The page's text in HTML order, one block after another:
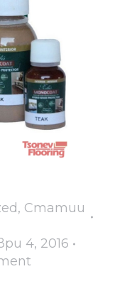
, Статии
4, 2016